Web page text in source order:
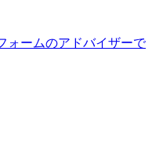
ォームのアドバイザーで